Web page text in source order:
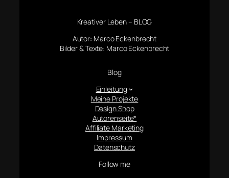
Kreativer Leben – BLOG
Autor: Marco Eckenbrecht
Bilder & Texte: Marco Eckenbrecht
Blog
Einleitung
Meine Projekte
Design Shop
Autorenseite*
Affiliate Marketing
Impressum
Datenschutz
Follow me